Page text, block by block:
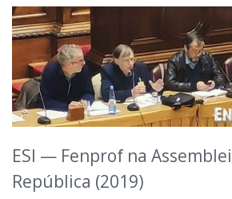
ESI — Fenprof na
República (2019)